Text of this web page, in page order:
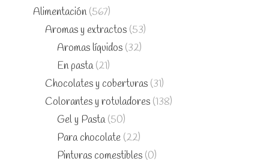
Alimentación (567)
Aromas y extractos (53)
Aromas líquidos (32)
En pasta (21)
Chocolates y coberturas (31)
Colorantes y rotuladores (138)
Gel y Pasta (50)
Para chocolate (22)
Pinturas comestibles (0)